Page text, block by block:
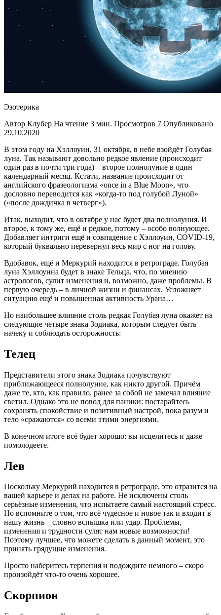
Эзотерика
Автор Клубер На чтение 3 мин. Просмотров 7 Опубликовано
29.10.2020
В этом году на Хэллоуин, 31 октября, в небе взойдёт Голубая
луна. Так называют довольно редкое явление (происходит
один раз в почти три года) – второе полнолуние в один
календарный месяц. Кстати, название происходит от
английского фразеологизма «оnce in a Blue Moon», что
дословно переводится как «когда-то под голубой Луной»
(«после дождичка в четверг»).
Итак, выходит, что в октябре у нас будет два полнолуния. И
второе, к тому же, ещё и редкое, потому – особо волнующее.
Добавляет интриги ещё и совпадение с Хэллоуин, COVID-19,
который буквально перевернул весь мир с ног на голову.
Вдобавок, ещё и Меркурий находится в ретрограде. Голубая
луна Хэллоуина будет в знаке Тельца, что, по мнению
астрологов, сулит изменения и, возможно, даже проблемы. В
первую очередь – в личной жизни и финансах. Усложняет
ситуацию ещё и повышенная активность Урана…
Но наибольшее влияние столь редкая Голубая луна окажет на
следующие четыре знака Зодиака, которым следует быть
начеку и соблюдать осторожность:
Телец
Представители этого знака Зодиака почувствуют
приближающееся полнолуние, как никто другой. Причём
даже те, кто, как правило, ранее за собой не замечал влияние
светил. Однако это не повод для паники: постарайтесь
сохранять спокойствие и позитивный настрой, пока разум и
тело «сражаются» со всеми этими энергиями.
В конечном итоге всё будет хорошо: вы исцелитесь и даже
помолодеете.
Лев
Поскольку Меркурий находится в ретрограде, это отразится на
вашей карьере и делах на работе. Не исключены столь
серьёзные изменения, что испытаете самый настоящий стресс.
Но вспомните о том, что всё чудесное и новое так и входит в
нашу жизнь – словно вспышка или удар. Проблемы,
изменения и трудности сулят нам новые возможности!
Поэтому лучшее, что можете сделать в данный момент, это
принять грядущие изменения.
Просто наберитесь терпения и подождите немного – скоро
произойдёт что-то очень хорошее.
Скорпион